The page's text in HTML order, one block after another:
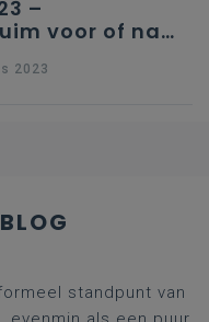
–
voor of na
2023
standpunt van